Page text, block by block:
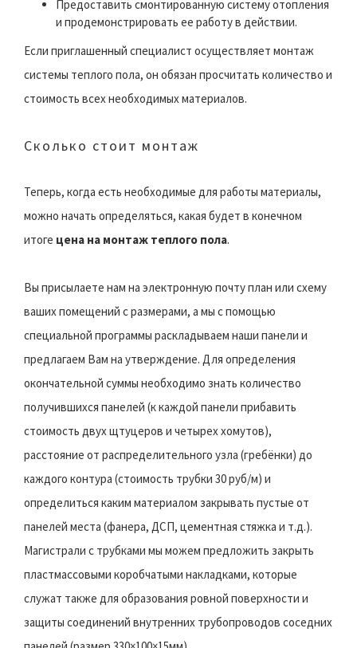
Предоставить смонтированную систему отопления
и продемонстрировать ее работу в действии.
Если приглашенный специалист осуществляет монтаж
системы теплого пола, он обязан просчитать количество и
стоимость всех необходимых материалов.
Сколько стоит монтаж
Теперь, когда есть необходимые для работы материалы,
можно начать определяться, какая будет в конечном
итоге цена на монтаж теплого пола.
Вы присылаете нам на электронную почту план или схему
ваших помещений с размерами, а мы с помощью
специальной программы раскладываем наши панели и
предлагаем Вам на утверждение. Для определения
окончательной суммы необходимо знать количество
получившихся панелей (к каждой панели прибавить
стоимость двух щтуцеров и четырех хомутов),
расстояние от распределительного узла (гребёнки) до
каждого контура (стоимость трубки 30 руб/м) и
определиться каким материалом закрывать пустые от
панелей места (фанера, ДСП, цементная стяжка и т.д.).
Магистрали с трубками мы можем предложить закрыть
пластмассовыми коробчатыми накладками, которые
служат также для образования ровной поверхности и
защиты соединений внутренних трубопроводов соседних